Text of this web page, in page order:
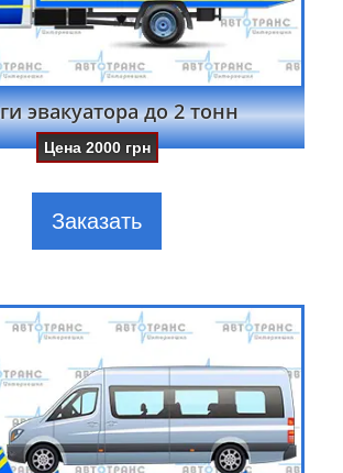
эвакуатора до 2 тонн
Цена2000 грн
Заказать